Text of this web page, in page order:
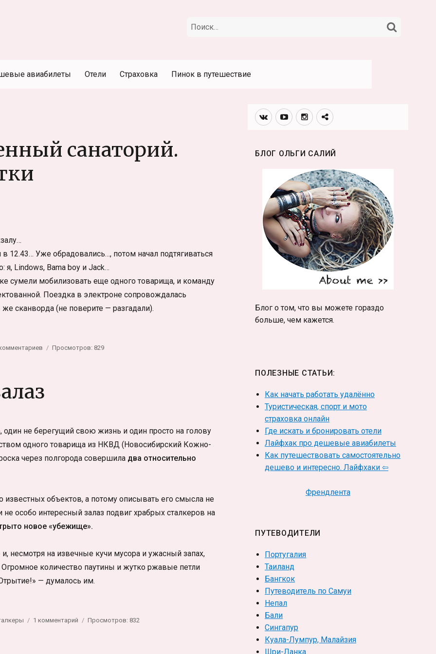
Искать:
авиабилеты Отели Страховка Пинок в путешествие
санаторий.
Уже обрадовались…, потом начал подтягиваться
я, Lindows, Bama boy и Jack…
сумели мобилизовать еще одного товарища, и команду
Поездка в электроне сопровождалась
сканворда (не поверите — разгадали).
заброшенный
санаторий.
Просмотров: 829
не берегущий свою жизнь и один просто на голову
одного товарища из НКВД (Новосибирский Кожно-
через полгорода совершила два относительно
объектов, а потому описывать его смысла не
особо интересный залаз подвиг храбрых сталкеров на
новое «убежище».
несмотря на извечные кучи мусора и ужасный запах,
количество паутины и жутко ржавые петли
— думалось им.
1 комментарий Просмотров: 832
Вконтакте
YoutubeИнстаграмм
Телеграм
БЛОГ ОЛЬГИ САЛИЙ
Блог о том, что вы можете гораздо
больше, чем кажется.
ПОЛЕЗНЫЕ СТАТЬИ:
Как начать работать удалённо
Туристическая, спорт и мото
страховка онлайн
Где искать и бронировать отели
Лайфхак про дешевые авиабилеты
Как путешествовать самостоятельно
дешево и интересно. Лайфхаки ⇦
Френдлента
ПУТЕВОДИТЕЛИ
Португалия
Таиланд
Бангкок
Путеводитель по Самуи
Непал
Бали
Сингапур
Куала-Лумпур, Малайзия
Шри-Ланка